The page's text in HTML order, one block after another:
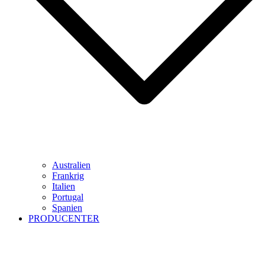
Australien
Frankrig
Italien
Portugal
Spanien
PRODUCENTER